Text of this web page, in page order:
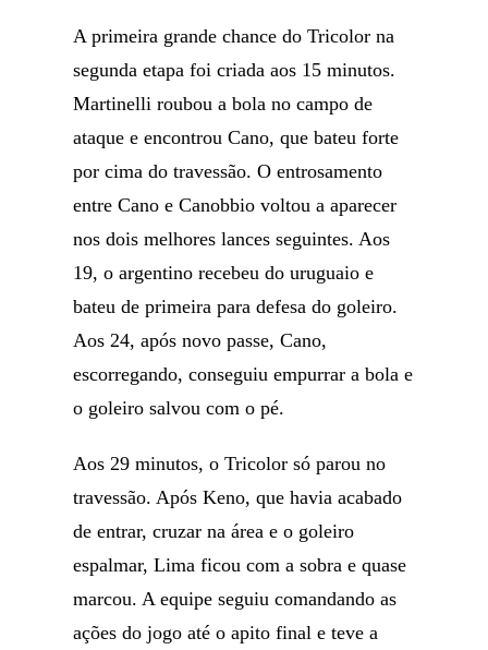
A primeira grande chance do Tricolor na
segunda etapa foi criada aos 15 minutos.
Martinelli roubou a bola no campo de
ataque e encontrou Cano, que bateu forte
por cima do travessão. O entrosamento
entre Cano e Canobbio voltou a aparecer
nos dois melhores lances seguintes. Aos
19, o argentino recebeu do uruguaio e
bateu de primeira para defesa do goleiro.
Aos 24, após novo passe, Cano,
escorregando, conseguiu empurrar a bola e
o goleiro salvou com o pé.
Aos 29 minutos, o Tricolor só parou no
travessão. Após Keno, que havia acabado
de entrar, cruzar na área e o goleiro
espalmar, Lima ficou com a sobra e quase
marcou. A equipe seguiu comandando as
ações do jogo até o apito final e teve a